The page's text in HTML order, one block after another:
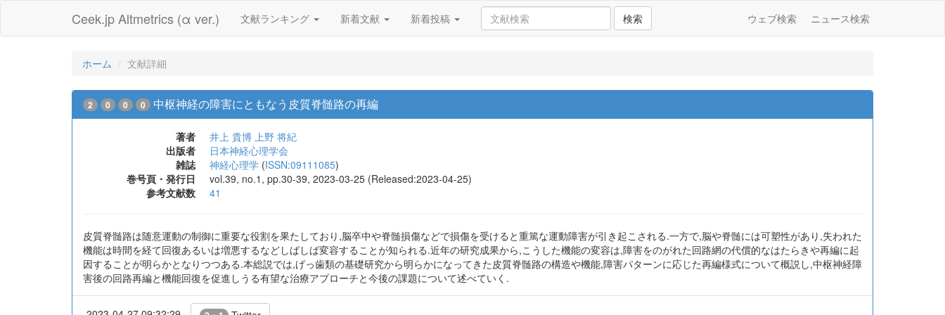
Ceek.jp Altmetrics (α ver.) 文献ランキング 新着文献 新着投稿 検索 ウェブ検索 ニュース検索
ホーム 文献詳細
2 0 0 0 中枢神経の障害にともなう皮質脊髄路の再編
著者 井上 貴博 上野 将紀
出版者
日本神経心理学会
雑誌
神経心理学 (ISSN:09111085)
巻号頁・発行日
vol.39, no.1, pp.30-39, 2023-03-25 (Released:2023-04-25)
参考文献数
41
皮質脊髄路は随意運動の制御に重要な役割を果たしており,脳卒中や脊髄損傷などで損傷を受けると重篤な運動障害が引き起こされる.一方で,脳や脊髄には可塑性があり,失われた
機能は時間を経て回復あるいは増悪するなどしばしば変容することが知られる.近年の研究成果から,こうした機能の変容は,障害をのがれた回路網の代償的なはたらきや再編に起
因することが明らかとなりつつある.本総説では,げっ歯類の基礎研究から明らかになってきた皮質脊髄路の構造や機能,障害パターンに応じた再編様式について概説し,中枢神経障
害後の回路再編と機能回復を促進しうる有望な治療アプローチと今後の課題について述べていく.